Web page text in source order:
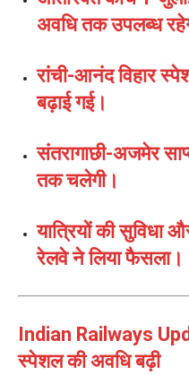
अवधि तक उपलब्ध
रांची-आनंद विहार
बढ़ाई गई।
संतरागाछी-अजमेर
तक चलेगी।
यात्रियों की सुविधा
रेलवे ने लिया फैसला।
Indian Railways
स्पेशल की अवधि बढ़ी